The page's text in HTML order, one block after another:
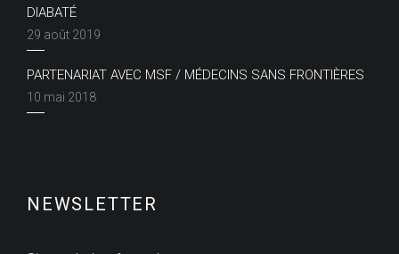
DIABATÉ
29 août 2019
PARTENARIAT AVEC MSF / MÉDECINS SANS FRONTIÈRES
10 mai 2018
NEWSLETTER